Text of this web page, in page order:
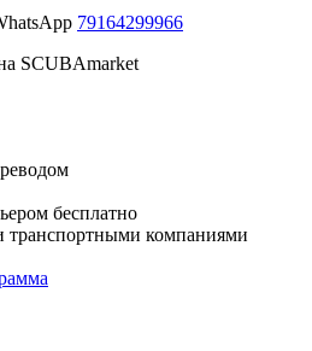
79164299966
SCUBAmarket
бесплатно
транспортными компаниями